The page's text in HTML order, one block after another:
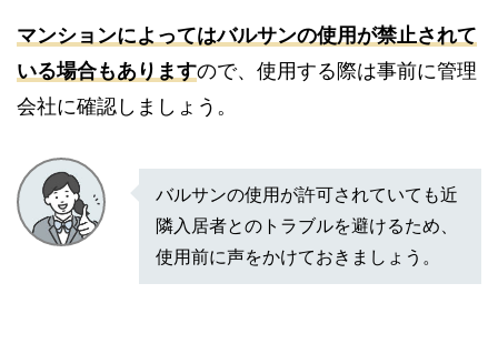
マンションによってはバルサンの使用が禁止されて
いる場合もありますので、使用する際は事前に管理
会社に確認しましょう。
バルサンの使用が許可されていても近
隣入居者とのトラブルを避けるため、
使用前に声をかけておきましょう。